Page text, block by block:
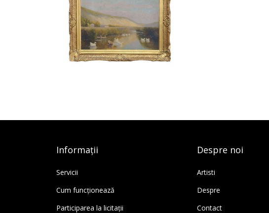
Informații
Servicii
Cum funcționează
Participarea la licitații
Despre noi
Artisti
Despre
Contact